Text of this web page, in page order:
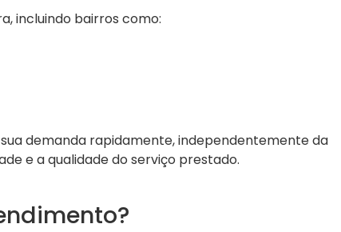
incluindo bairros como:
demanda rapidamente, independentemente da
e a qualidade do serviço prestado.